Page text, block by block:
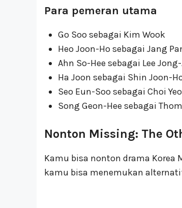
Para pemeran utama
Go Soo sebagai Kim Wook
Heo Joon-Ho sebagai Jang
Ahn So-Hee sebagai Lee
Ha Joon sebagai Shin Joon-
Seo Eun-Soo sebagai Choi
Song Geon-Hee sebagai
Nonton Missing: The
Kamu bisa nonton drama Korea
kamu bisa menemukan